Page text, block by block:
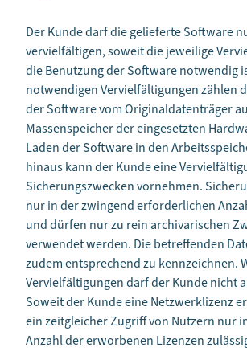
Der Kunde darf die gelieferte Software
vervielfältigen, soweit die jeweilige
die Benutzung der Software notwendig
notwendigen Vervielfältigungen zählen
der Software vom Originaldatenträger
Massenspeicher der eingesetzten
Laden der Software in den
hinaus kann der Kunde eine
Sicherungszwecken vornehmen.
nur in der zwingend erforderlichen
und dürfen nur zu rein archivarischen
verwendet werden. Die betreffenden
zudem entsprechend zu kennzeichnen.
Vervielfältigungen darf der Kunde nicht
Soweit der Kunde eine Netzwerklizenz
ein zeitgleicher Zugriff von Nutzern nur
Anzahl der erworbenen Lizenzen